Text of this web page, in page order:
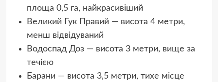
площа 0,5 га, найкрасивіший
Великий Гук Правий — висота 4 метри,
менш відвідуваний
Водоспад Доз — висота 3 метри, вище за
течією
Барани — висота 3,5 метри, тихе місце